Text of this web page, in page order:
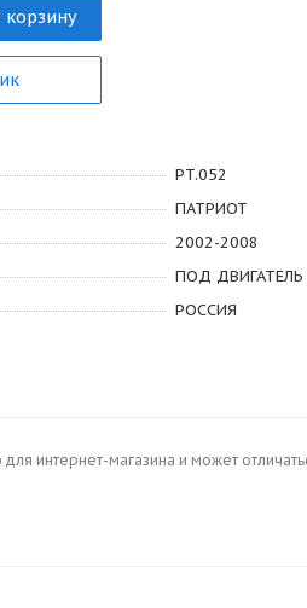
корзину
PT.052
ПАТРИОТ
2002-2008
ПОД
РОССИЯ
для интернет-магазина и может